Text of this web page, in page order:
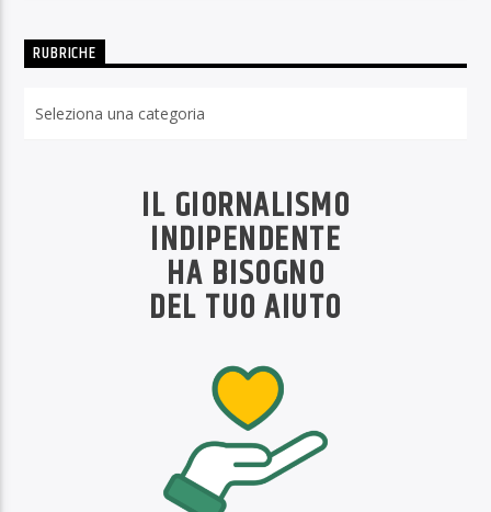
RUBRICHE
IL GIORNALISMO
INDIPENDENTE
HA BISOGNO
DEL TUO AIUTO